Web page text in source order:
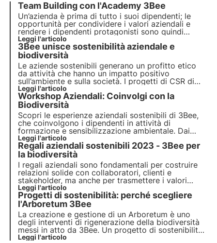
Team Building con l'Academy 3Bee
Un’azienda è prima di tutto i suoi dipendenti; le
opportunità per condividere i valori aziendali e
rendere i dipendenti protagonisti sono quindi
fondamentali. 3Bee ha creato “Academy” per
creare una sinergia tra i progetti di sostenibilità e il
corporate engagement.
Leggi l'articolo
3Bee unisce sostenibilità aziendale e
biodiversità
Le aziende sostenibili generano un profitto etico
da attività che hanno un impatto positivo
sull’ambiente e sulla società. I progetti di CSR di
3Bee rigenerano la biodiversità. Scopri come
essere (più) sostenibile e come proteggere la
biodiversità coinvolgendo i tuoi dipendenti.
Leggi l'articolo
Workshop Aziendali: Coinvolgi con la
Biodiversità
Scopri le esperienze aziendali sostenibili di 3Bee,
che coinvolgono i dipendenti in attività di
formazione e sensibilizzazione ambientale. Dai
workshop di apicoltura e piantumazione alle
degustazioni di biodiversità, migliora l'engagement
e promuovi la sostenibilità.
Leggi l'articolo
Regali aziendali sostenibili 2023 - 3Bee per
la biodiversità
I regali aziendali sono fondamentali per costruire
relazioni solide con collaboratori, clienti e
stakeholder, ma anche per trasmettere i valori
aziendali. Tra questi, ha un rilievo sempre maggiore
la sostenibilità. Scopri i regali aziendali sostenibili
di 3Bee: scegli e regala la biodiversità.
Leggi l'articolo
Progetti di sostenibilità: perché scegliere
l'Arboretum 3Bee
La creazione e gestione di un Arboretum è uno
degli interventi di rigenerazione della biodiversità
messi in atto da 3Bee. Un progetto di sostenibilità
aziendale misurato tramite dashboard, per un
Leggi l'articolo